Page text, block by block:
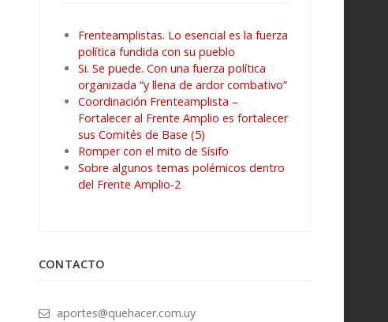
Frenteamplistas. Lo esencial es la fuerza
política fundida con su pueblo
Si. Se puede. Con una fuerza política
organizada “y llena de ardor combativo”
Coordinación Frenteamplista –
Fortalecer al Frente Amplio es fortalecer
sus Comités de Base (5)
Romper con el mito de Sísifo
Sobre algunos temas polémicos dentro
del Frente Amplio-2
CONTACTO
aportes@quehacer.com.uy